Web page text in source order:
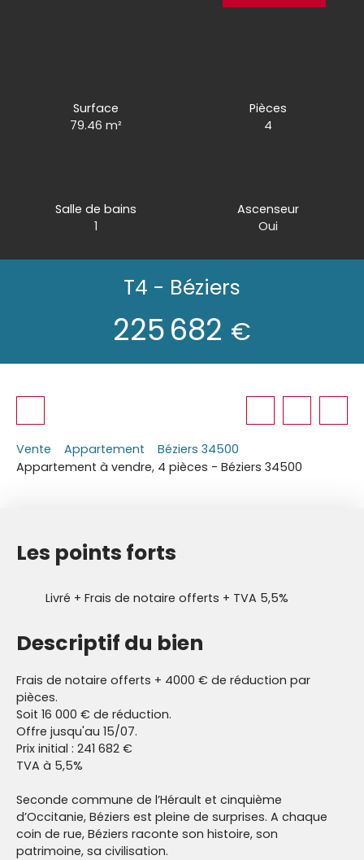
Surface
79.46m²
Pièces
4
Salle de bains
1
Ascenseur
Oui
T4 - Béziers
225 682 €
Vente Appartement
Béziers 34500
Appartement à vendre, 4 pièces - Béziers 34500
Les points forts
Livré + Frais de notaire offerts + TVA 5,5%
Descriptif du bien
Frais de notaire offerts + 4000 € de réduction par
pièces.
Soit 16 000 € de réduction.
Offre jusqu'au 15/07.
Prix initial : 241 682 €
TVA à 5,5%
Seconde commune de l’Hérault et cinquième
d’Occitanie, Béziers est pleine de surprises. A chaque
coin de rue, Béziers raconte son histoire, son
patrimoine, sa civilisation.